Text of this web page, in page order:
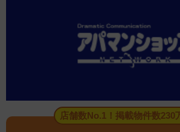
店舗数No.1！掲載物件数230